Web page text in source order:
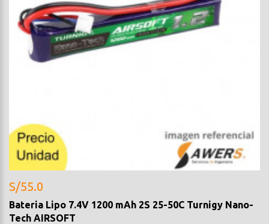
S/55.0
Bateria Lipo 7.4V 1200 mAh 2S 25-50C Turnigy Nano-
Tech AIRSOFT